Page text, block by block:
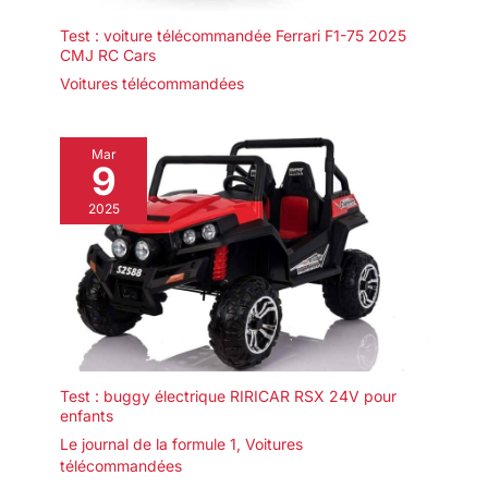
Test : voiture télécommandée Ferrari F1-75 2025
CMJ RC Cars
Voitures télécommandées
Mar
9
2025
Test : buggy électrique RIRICAR RSX 24V pour
enfants
Le journal de la formule 1, Voitures
télécommandées